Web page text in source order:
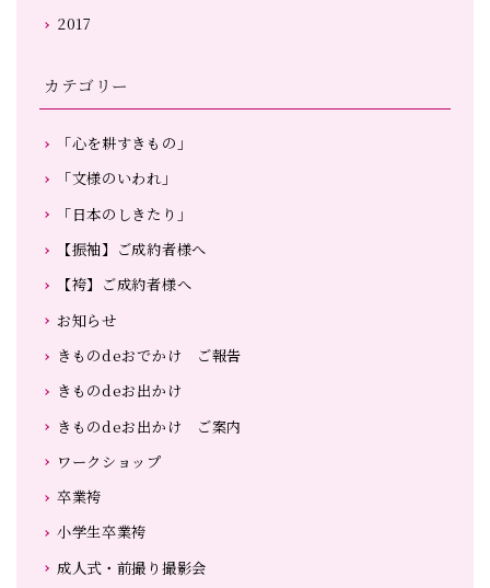
2017
カテゴリー
「心を耕すきもの」
「文様のいわれ」
「日本のしきたり」
【振袖】ご成約者様へ
【袴】ご成約者様へ
お知らせ
きものdeおでかけ ご報告
きものdeお出かけ
きものdeお出かけ ご案内
ワークショップ
卒業袴
小学生卒業袴
成人式・前撮り撮影会